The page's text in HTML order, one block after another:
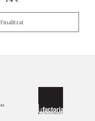
Finalitzat